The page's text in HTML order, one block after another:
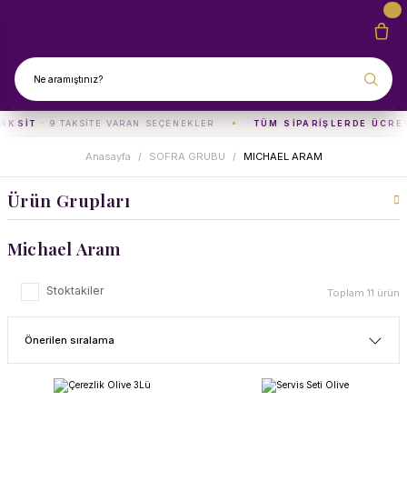
· 9 TAKSITE VARAN SEÇENEKLER TÜM SIPARIŞLERDE
Anasayfa SOFRA GRUBU MICHAEL ARAM
Ürün Grupları
Michael Aram
Stoktakiler Toplam 11 ürün